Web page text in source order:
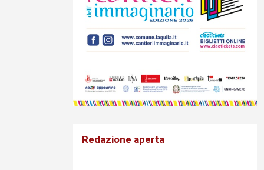
Redazione aperta